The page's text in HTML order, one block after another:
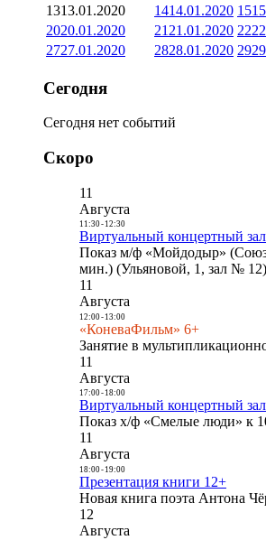
1313.01.2020 1414.01.2020 15
2020.01.2020 21 21.01.2020 22
2727.01.2020 2828.01.2020 29
Сегодня
Сегодня нет событий
Скоро
11
Августа
11:30- 12:30
Виртуальный концертный
Показ м/ф «Мойдодыр»
мин.) (Ульяновой, 1, зал № 12)
11
Августа
12:00- 13:00
«КоневаФильм» 6+
Занятие в
11
Августа
17:00- 18:00
Виртуальный концертный
Показ х/ф «Смелые люди» к
11
Августа
18:00- 19:00
Презентация книги 12+
Новая книга поэта Антона
12
Августа